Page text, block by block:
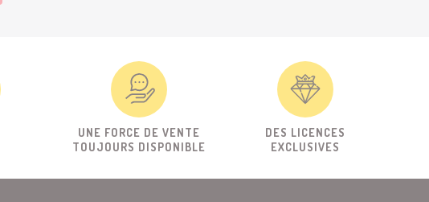
UNE FORCE DE VENTE
TOUJOURS DISPONIBLE
DES LICENCES
EXCLUSIVES